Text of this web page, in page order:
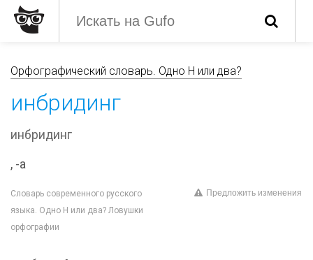
Орфографический словарь. Одно Н или два?
инбридинг
инбридинг
, -а
Словарь современного русского
языка. Одно Н или два? Ловушки
орфографии
Предложить изменения